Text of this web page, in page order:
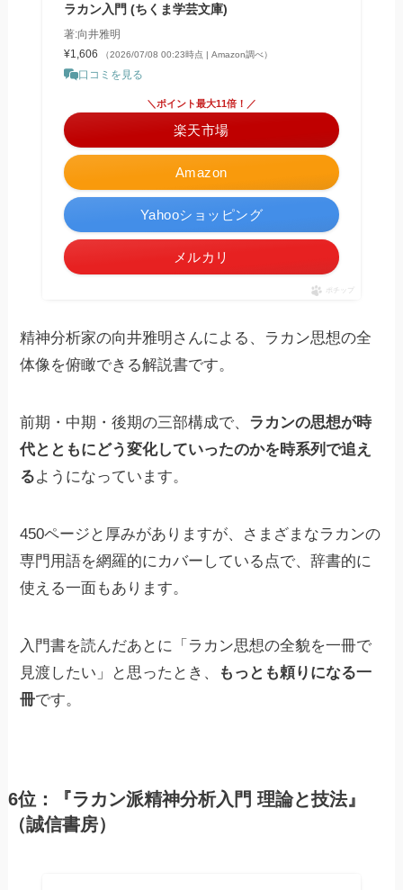
ラカン入門 (ちくま学芸文庫)
著:向井雅明
¥1,606
（2026/07/08 00:23時点 | Amazon調べ）
口コミを見る
Amazon
＼ポイント最大11倍！／
楽天市場
Yahooショッピング
メルカリ
ポチップ
精神分析家の向井雅明さんによる、ラカン思想の全
体像を俯瞰できる解説書です。
前期・中期・後期の三部構成で、 ラカンの思想が時
代とともにどう変化していったのかを時系列で追え
るようになっています。
450ページと厚みがありますが、さまざまなラカンの
専門用語を網羅的にカバーしている点で、辞書的に
使える一面もあります。
入門書を読んだあとに「ラカン思想の全貌を一冊で
見渡したい」と思ったとき、
もっとも頼りになる一
冊です。
6位：『ラカン派精神分析入門 理論と技法』
（誠信書房）